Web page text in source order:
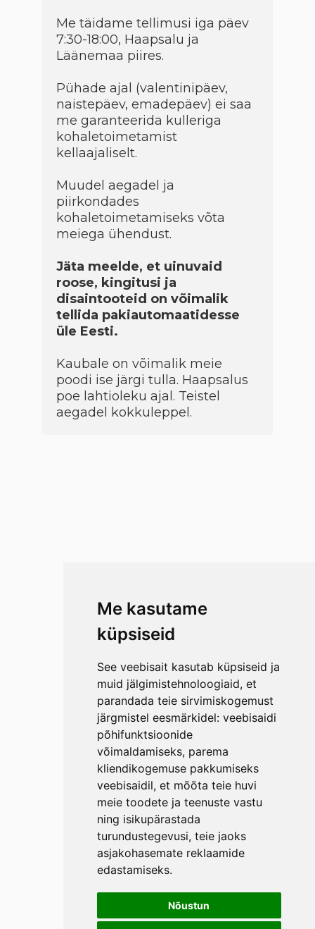
Me kasutame
küpsiseid
See veebisait kasutab küpsiseid ja
muid jälgimistehnoloogiaid, et
parandada teie sirvimiskogemust
järgmistel eesmärkidel: veebisaidi
põhifunktsioonide
võimaldamiseks, parema
kliendikogemuse pakkumiseks
veebisaidil, et mõõta teie huvi
meie toodete ja teenuste vastu
ning isikupärastada
turundustegevusi, teie jaoks
asjakohasemate reklaamide
edastamiseks.
Nõustun
Me täidame tellimusi iga päev
7:30-18:00, Haapsalu ja
Läänemaa piires.
Pühade ajal (valentinipäev,
naistepäev, emadepäev) ei saa
me garanteerida kulleriga
kohaletoimetamist
kellaajaliselt.
Muudel aegadel ja
piirkondades
kohaletoimetamiseks võta
meiega ühendust.
Jäta meelde, et uinuvaid
roose, kingitusi ja
disaintooteid on võimalik
tellida pakiautomaatidesse
üle Eesti.
Kaubale on võimalik meie
poodi ise järgi tulla. Haapsalus
poe lahtioleku ajal. Teistel
aegadel kokkuleppel.